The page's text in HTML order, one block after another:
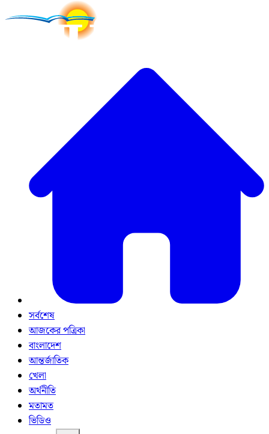
সর্বশেষ
আজকের পত্রিকা
বাংলাদেশ
আন্তর্জাতিক
খেলা
অর্থনীতি
মতামত
ভিডিও